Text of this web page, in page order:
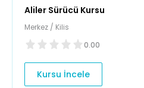
Aliler Sürücü Kursu
Merkez / Kilis
0.00
Kursu İncele